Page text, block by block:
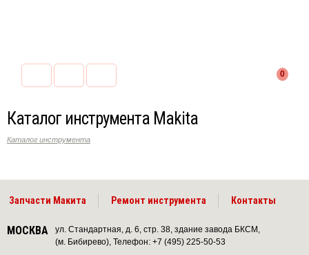
0
Каталог инструмента Makita
Каталог инструмента
Запчасти Макита Ремонт инструмента Контакты
МОСКВА
ул. Стандартная, д. 6, стр. 38, здание завода БКСМ,
(м. Бибирево), Телефон: +7 (495) 225-50-53